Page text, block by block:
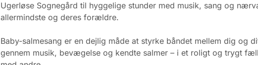
Ugerløse Sognegård til hyggelige stunder med musik, sang og
allermindste og deres forældre.
Baby-salmesang er en dejlig måde at styrke båndet mellem dig og
gennem musik, bevægelse og kendte salmer – i et roligt og trygt